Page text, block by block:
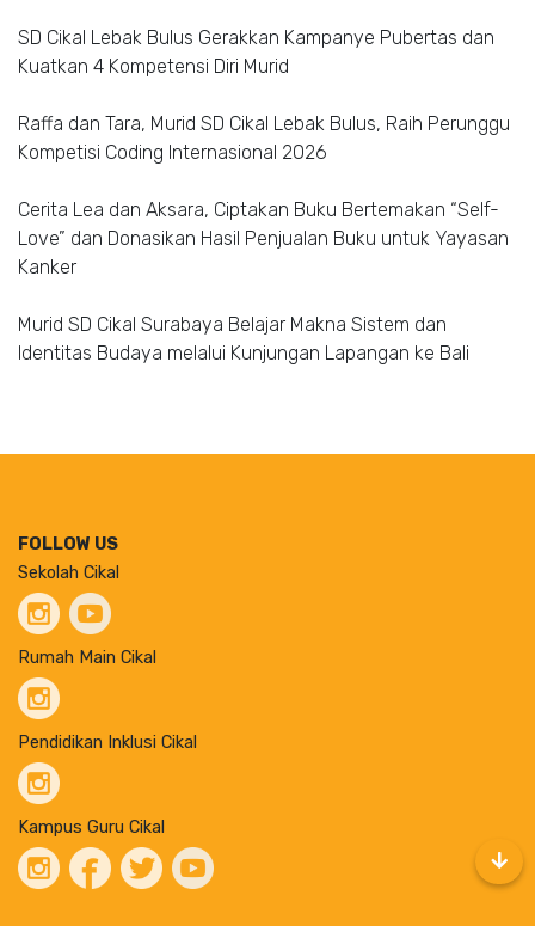
SD Cikal Lebak Bulus Gerakkan Kampanye Pubertas dan
Kuatkan 4 Kompetensi Diri Murid
Raffa dan Tara, Murid SD Cikal Lebak Bulus, Raih Perunggu
Kompetisi Coding Internasional 2026
Cerita Lea dan Aksara, Ciptakan Buku Bertemakan “Self-
Love” dan Donasikan Hasil Penjualan Buku untuk Yayasan
Kanker
Murid SD Cikal Surabaya Belajar Makna Sistem dan
Identitas Budaya melalui Kunjungan Lapangan ke Bali
FOLLOW US
Sekolah Cikal
Rumah Main Cikal
Pendidikan Inklusi Cikal
Kampus Guru Cikal